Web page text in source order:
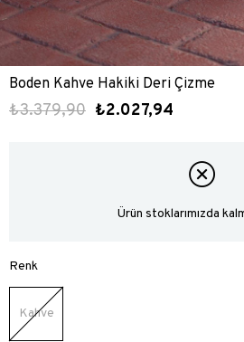
Boden Kahve Hakiki Deri Çizme
₺3.379,90 ₺2.027,94
Ürün stoklarımızda
Renk
Kahve